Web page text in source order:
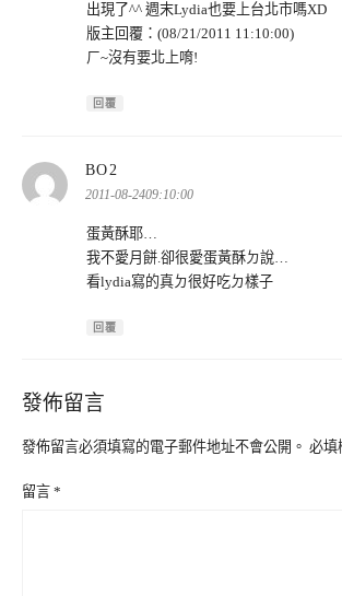
出現了^^ 週末Lydia也要上台北市嗎XD
版主回覆：(08/21/2011 11:10:00)
ㄏ~沒有要北上唷!
回覆
BO2
示:
2011-08-2409:10:00
蛋黃酥耶…
我不愛月餅.卻很愛蛋黃酥ㄉ說…
看lydia寫的真ㄉ很好吃ㄉ樣子
回覆
發佈留言
發佈留言必須填寫的電子郵件地址不會公開。 必填
留言 *